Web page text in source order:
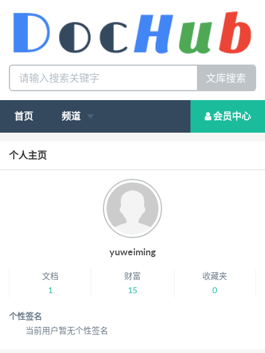
文库搜索
首页 频道 会员中心
个人主页
yuweiming
文档
1
财富
15
收藏夹
0
个性签名
当前用户暂无个性签名